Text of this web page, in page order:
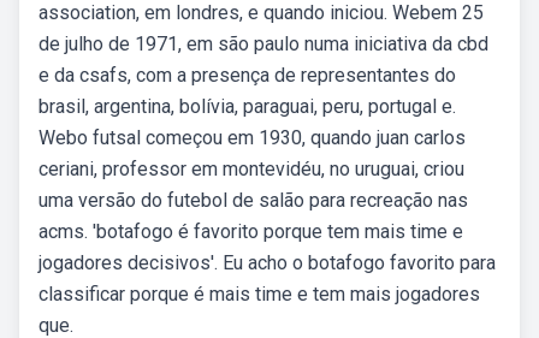
association, em londres, e quando iniciou. Webem 25
de julho de 1971, em são paulo numa iniciativa da cbd
e da csafs, com a presença de representantes do
brasil, argentina, bolívia, paraguai, peru, portugal e.
Webo futsal começou em 1930, quando juan carlos
ceriani, professor em montevidéu, no uruguai, criou
uma versão do futebol de salão para recreação nas
acms. 'botafogo é favorito porque tem mais time e
jogadores decisivos'. Eu acho o botafogo favorito para
classificar porque é mais time e tem mais jogadores
que.